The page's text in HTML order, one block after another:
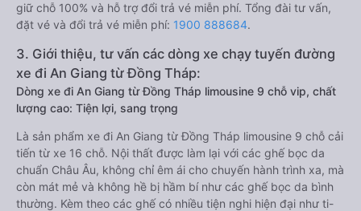
giữ chỗ 100% và hỗ trợ đổi trả vé miễn phí. Tổng đài tư vấn,
đặt vé và đổi trả vé miễn phí: 1900 888684.
3. Giới thiệu, tư vấn các dòng xe chạy tuyến đường
xe đi An Giang từ Đồng Tháp:
Dòng xe đi An Giang từ Đồng Tháp limousine 9 chỗ vip, chất
lượng cao: Tiện lợi, sang trọng
Là sản phẩm xe đi An Giang từ Đồng Tháp limousine 9 chỗ cải
tiến từ xe 16 chỗ. Nội thất được làm lại với các ghế bọc da
chuẩn Châu Âu, không chỉ êm ái cho chuyến hành trình xa, mà
còn mát mẻ và không hề bị hầm bí như các ghế bọc da bình
thường. Kèm theo các ghế có nhiều tiện nghi hiện đại như ti-